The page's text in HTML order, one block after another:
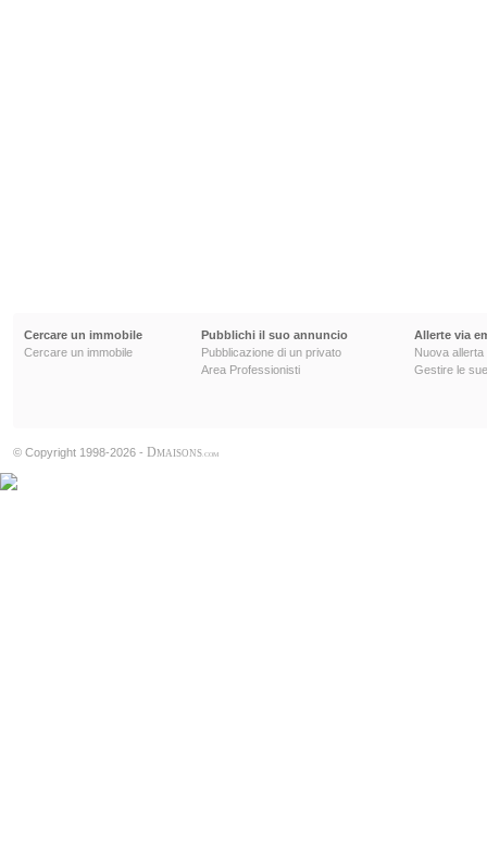
Cercare un immobile
Cercare un immobile
Pubblichi il suo annuncio
Pubblicazione di un privato
Area Professionisti
Allerte via
Nuova allerta
Gestire le
© Copyright 1998-2026 - DMAISONS .COM